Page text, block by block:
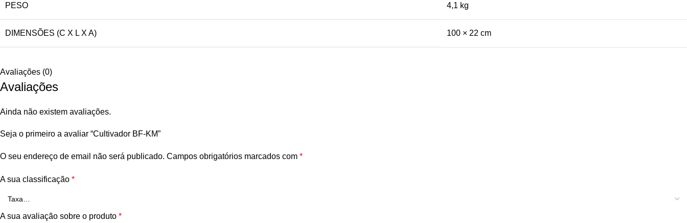
PESO 4,1 kg
DIMENSÕES (C X L X A) 100 × 22 cm
Avaliações (0)
Avaliações
Ainda não existem avaliações.
Seja o primeiro a avaliar “Cultivador BF-KM”
O seu endereço de email não será publicado. Campos obrigatórios marcados com *
A sua classificação *
A sua avaliação sobre o produto *